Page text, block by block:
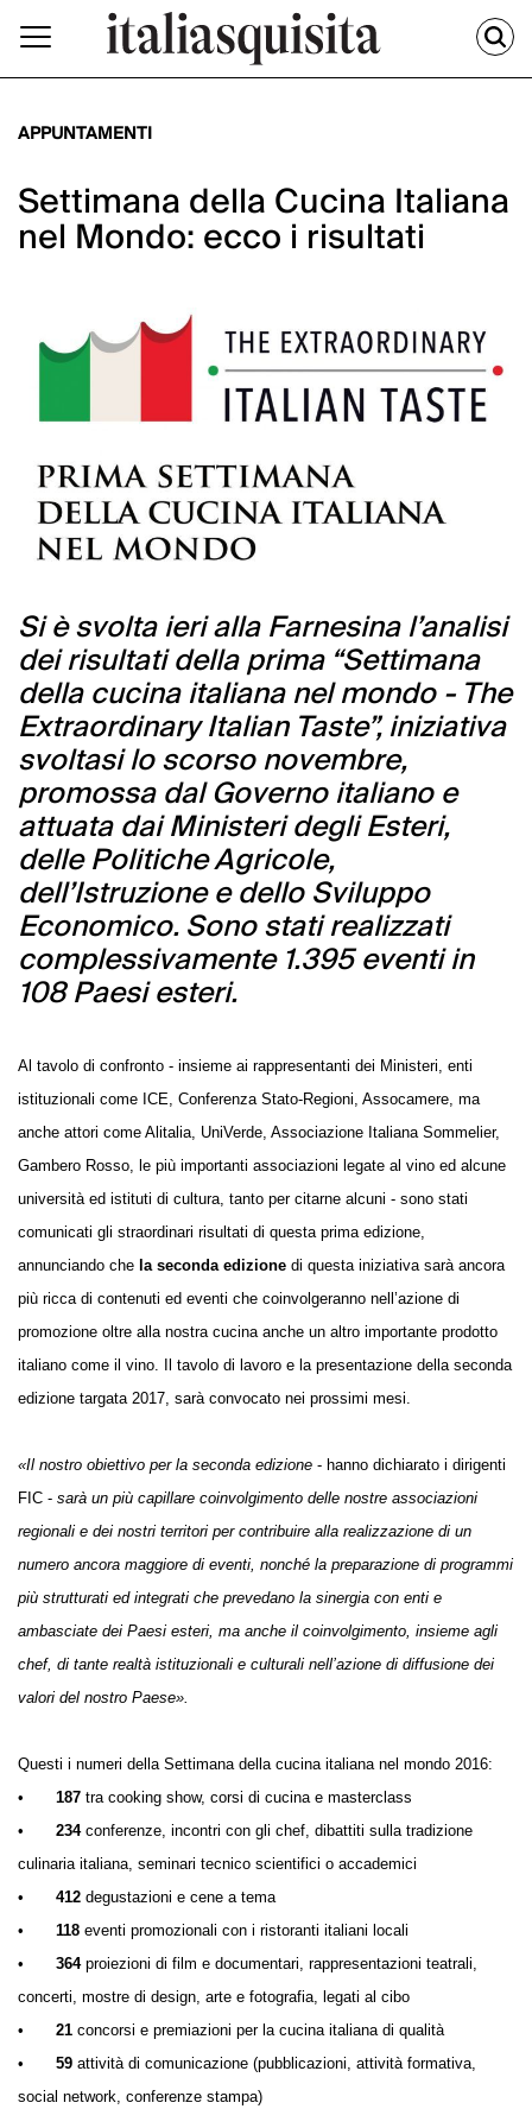
APPUNTAMENTI
Settimana della Cucina Italiana
nel Mondo: ecco i risultati
Si è svolta ieri alla Farnesina l’analisi
dei risultati della prima “Settimana
della cucina italiana nel mondo - The
Extraordinary Italian Taste”, iniziativa
svoltasi lo scorso novembre,
promossa dal Governo italiano e
attuata dai Ministeri degli Esteri,
delle Politiche Agricole,
dell’Istruzione e dello Sviluppo
Economico. Sono stati realizzati
complessivamente 1.395 eventi in
108 Paesi esteri.
Al tavolo di confronto - insieme ai rappresentanti dei Ministeri, enti
istituzionali come ICE, Conferenza Stato-Regioni, Assocamere, ma
anche attori come Alitalia, UniVerde, Associazione Italiana Sommelier,
Gambero Rosso, le più importanti associazioni legate al vino ed alcune
università ed istituti di cultura, tanto per citarne alcuni - sono stati
comunicati gli straordinari risultati di questa prima edizione,
annunciando che la seconda edizione di questa iniziativa sarà ancora
più ricca di contenuti ed eventi che coinvolgeranno nell’azione di
promozione oltre alla nostra cucina anche un altro importante prodotto
italiano come il vino. Il tavolo di lavoro e la presentazione della seconda
edizione targata 2017, sarà convocato nei prossimi mesi.
«Il nostro obiettivo per la seconda edizione - hanno dichiarato i dirigenti
FIC - sarà un più capillare coinvolgimento delle nostre associazioni
regionali e dei nostri territori per contribuire alla realizzazione di un
numero ancora maggiore di eventi, nonché la preparazione di programmi
più strutturati ed integrati che prevedano la sinergia con enti e
ambasciate dei Paesi esteri, ma anche il coinvolgimento, insieme agli
chef, di tante realtà istituzionali e culturali nell’azione di diffusione dei
valori del nostro Paese».
Questi i numeri della Settimana della cucina italiana nel mondo 2016:
•
187 tra cooking show, corsi di cucina e masterclass
•
234 conferenze, incontri con gli chef, dibattiti sulla tradizione
culinaria italiana, seminari tecnico scientifici o accademici
•
412 degustazioni e cene a tema
•
118 eventi promozionali con i ristoranti italiani locali
•
364proiezioni di film e documentari, rappresentazioni teatrali,
concerti, mostre di design, arte e fotografia, legati al cibo
•
21 concorsi e premiazioni per la cucina italiana di qualità
•
59 attività di comunicazione (pubblicazioni, attività formativa,
social network, conferenze stampa)